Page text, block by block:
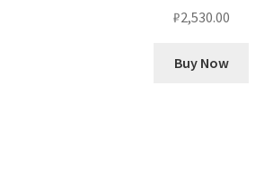
₽2,530.00
Buy Now